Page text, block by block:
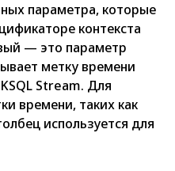
параметра, которые
контекста
— это параметр
метку времени
Streаm. Для
времени, таких как
используется для